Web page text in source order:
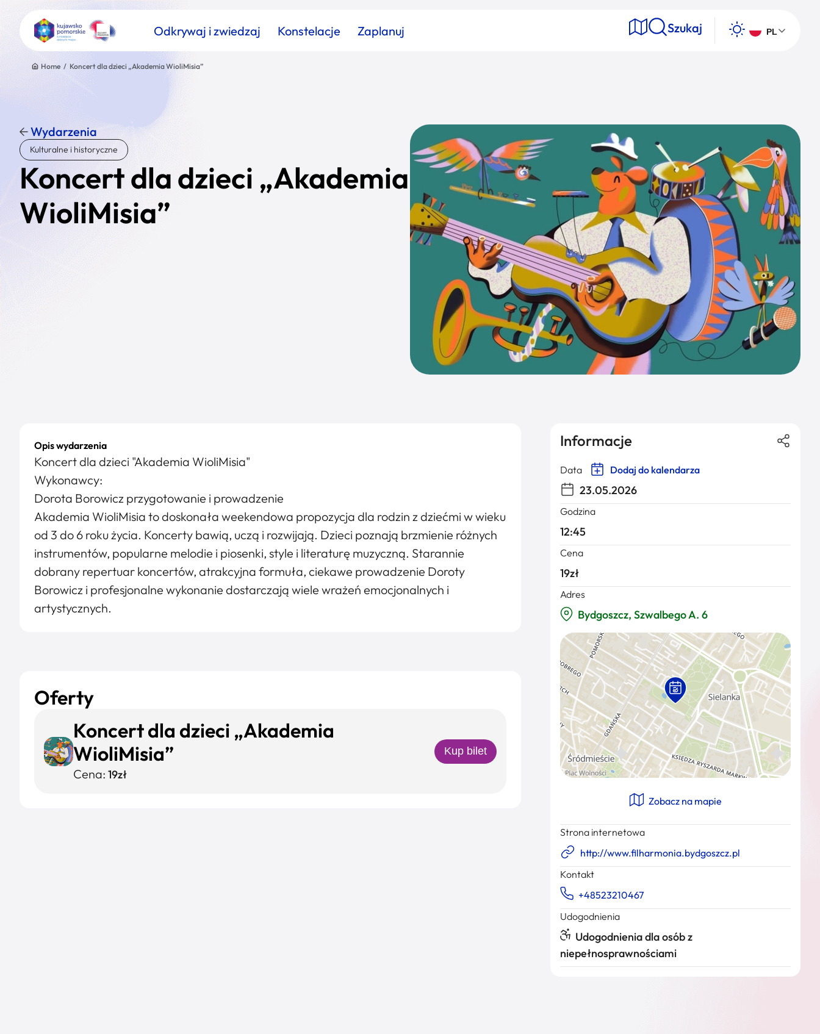
Odkrywaj i zwiedzaj Konstelacje Zaplanuj Szukaj PL
Znajdź atrakcję
Nazwa atrakcji Kategoria Wyszukaj
Home / Koncert dla dzieci „Akademia WioliMisia”
Wydarzenia
Kulturalne i historyczne
Koncert dla dzieci „Akademia
WioliMisia”
Opis wydarzenia
Koncert dla dzieci "Akademia WioliMisia"
Wykonawcy:
Dorota Borowicz przygotowanie i prowadzenie
Akademia WioliMisia to doskonała weekendowa propozycja dla rodzin z dziećmi w wieku
od 3 do 6 roku życia. Koncerty bawią, uczą i rozwijają. Dzieci poznają brzmienie różnych
instrumentów, popularne melodie i piosenki, style i literaturę muzyczną. Starannie
dobrany repertuar koncertów, atrakcyjna formuła, ciekawe prowadzenie Doroty
Borowicz i profesjonalne wykonanie dostarczają wiele wrażeń emocjonalnych i
artystycznych.
Oferty
Koncert dla dzieci „Akademia
WioliMisia”
Cena: 19zł
Kup bilet
Informacje
Data Dodaj do kalendarza
23.05.2026
Godzina
12:45
Cena
19zł
Adres
Bydgoszcz, Szwalbego A. 6
Zobacz na mapie
Strona internetowa
http://www.filharmonia.bydgoszcz.pl
Kontakt
+48523210467
Udogodnienia
Udogodnienia dla osób z
niepełnosprawnościami